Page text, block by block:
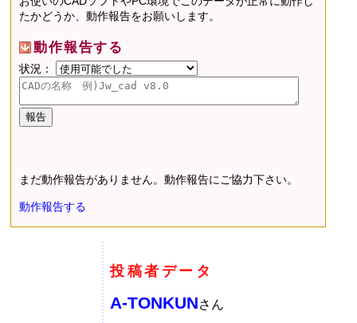
たかどうか、動作報告をお願いします。
動作報告する
状況：
まだ動作報告がありません。動作報告にご協力下さい。
動作報告する
投稿者データ
A-TONKUNさん